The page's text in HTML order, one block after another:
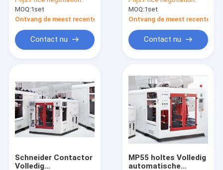
voor de productie
van HDPE LDPE PP
flessen
MOQ:1set
Ontvang de meest recente Prijs
Contact nu
blaasgietmachine
volgautomatisch
MOQ:1set
Ontvang de meest recente
Contact nu
Schneider Contactor
Volledig
MP55 holtes Volledig
automatische